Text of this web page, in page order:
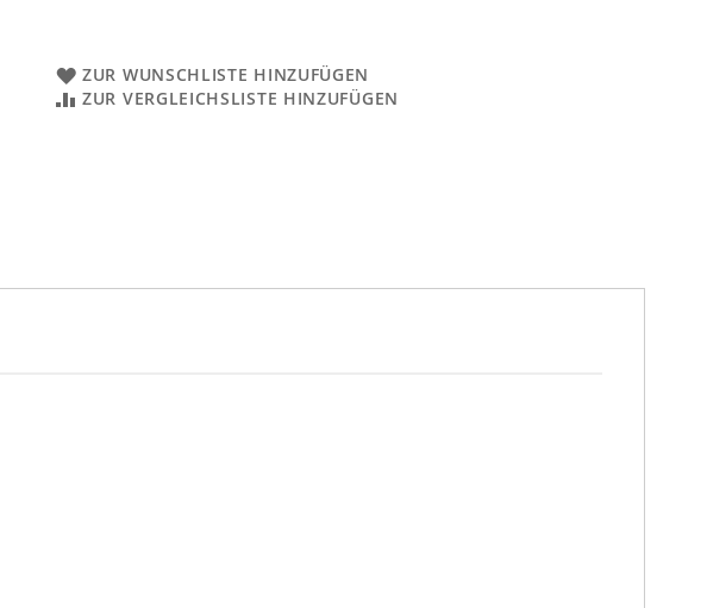
ZUR WUNSCHLISTE HINZUFÜGEN
ZUR VERGLEICHSLISTE HINZUFÜGEN